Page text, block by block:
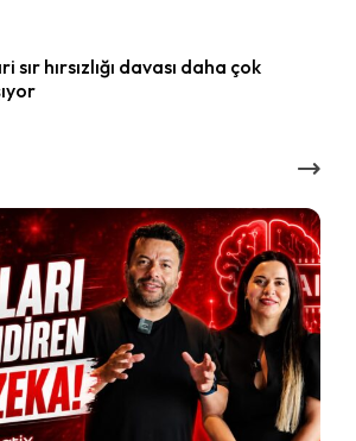
sır hırsızlığı davası daha çok